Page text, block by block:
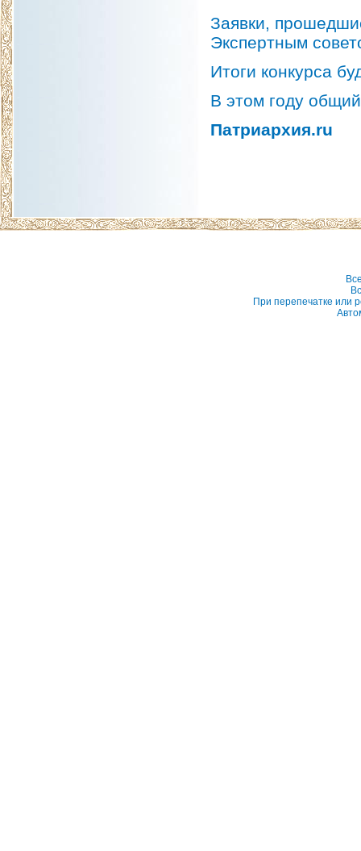
Заявки,
Экспертным
Итоги конкурса
В этом году
Патриархия.ru
При перепечатке или